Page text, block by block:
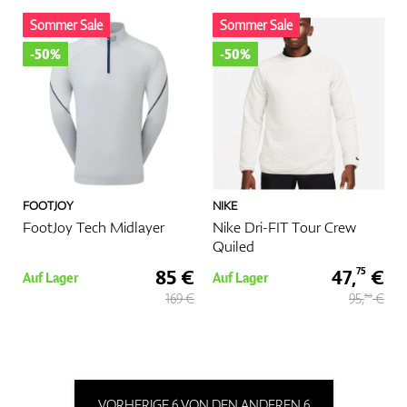
FOOTJOY
FootJoy Tech Midlayer
Sommer Sale
-50%
Auf Lager 85 €
169 €
NIKE
Nike Dri-FIT Tour Crew
Quiled
Sommer Sale
-50%
Auf Lager 47,75 €
95,50€